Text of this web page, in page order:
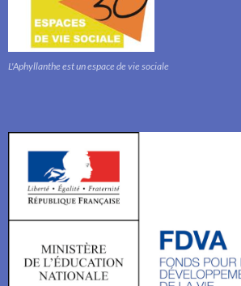
L'Aphyllanthe est un espace de vie sociale